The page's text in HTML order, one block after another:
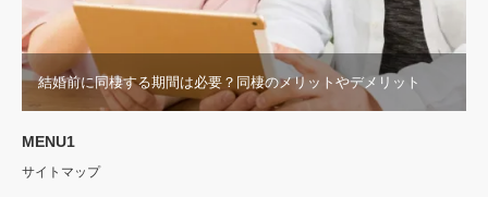
結婚前に同棲する期間は必要？同棲のメリットやデメリット
MENU1
サイトマップ